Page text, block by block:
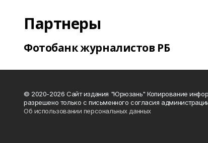
Партнеры
Фотобанк журналистов РБ
© 2020-2026 Сайт издания "Юрюзань" Копирование
разрешено только с письменного согласия
Об использовании персональных данных